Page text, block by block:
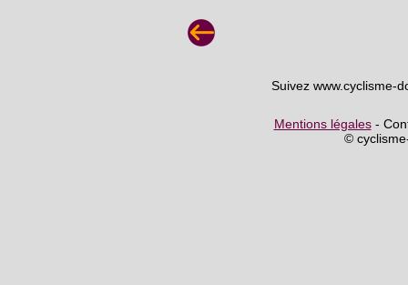
Suivez www.cyclisme-
Mentions légales-
©